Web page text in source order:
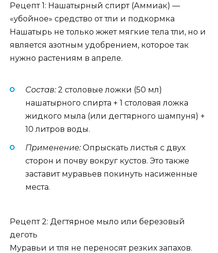
Рецепт 1: Нашатырный спирт (Аммиак) —
«убойное» средство от тли и подкормка
Нашатырь не только жжет мягкие тела тли, но и
является азотным удобрением, которое так
нужно растениям в апреле.
Состав:2 столовые ложки (50 мл)
нашатырного спирта + 1 столовая ложка
жидкого мыла (или дегтярного шампуня) +
10 литров воды.
Применение:Опрыскать листья с двух
сторон и почву вокруг кустов. Это также
заставит муравьев покинуть насиженные
места.
Рецепт 2: Дегтярное мыло или березовый
деготь
Муравьи и тля не переносят резких запахов.